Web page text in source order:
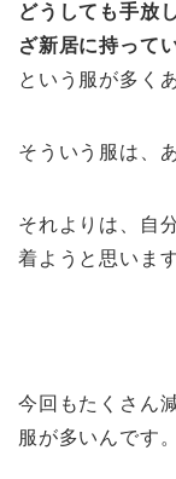
どうしても手放
ざ新居に持って
という服が多く
そういう服は、
それよりは、自
着ようと思います
今回もたくさん
服が多いんです。